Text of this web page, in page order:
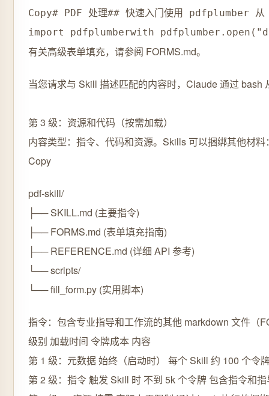
Copy# PDF 处理## 快速入门使用 pdfplumber
有关高级表单填充，请参阅 FORMS.md。
当您请求与 Skill 描述匹配的内容时，Claude 通过
第 3 级：资源和代码（按需加载）
内容类型：指令、代码和资源。Skills 可以捆绑其他材料
Copy
pdf-skill/
├── SKILL.md (主要指令)
├── FORMS.md (表单填充指南)
├── REFERENCE.md (详细 API 参考)
└── scripts/
└── fill_form.py (实用脚本)
指令：包含专业指导和工作流的其他 markdown 文件（
级别 加载时间 令牌成本 内容
第 1 级：元数据 始终（启动时） 每个 Skill 约 100 个令
第 2 级：指令 触发 Skill 时 不到 5k 个令牌 包含指令和